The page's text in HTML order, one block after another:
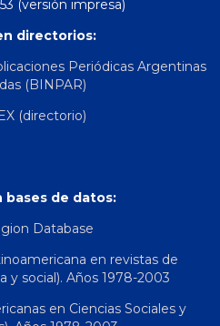
(versión impresa)
directorios:
Periódicas Argentinas
(BINPAR)
(directorio)
bases de datos:
Database
en revistas de
y social). Años 1978-2003
en Ciencias Sociales y